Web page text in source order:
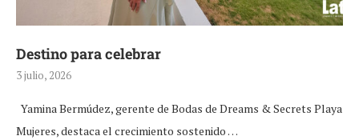
Destino para celebrar
3 julio, 2026
Yamina Bermúdez, gerente de Bodas de Dreams & Secrets Playa
Mujeres, destaca el crecimiento sostenido …